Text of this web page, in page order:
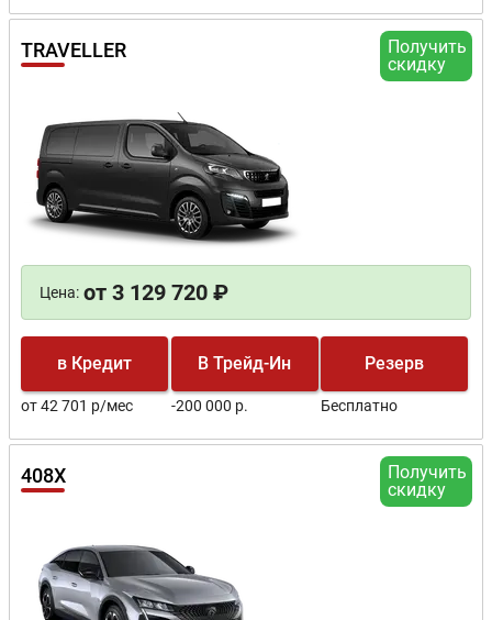
Получить
скидку
TRAVELLER
Цена: от 3 129 720 ₽
в Кредит
от 42 701 р/мес
В Трейд-Ин
-200 000 р.
Резерв
Бесплатно
Получить
скидку
408X